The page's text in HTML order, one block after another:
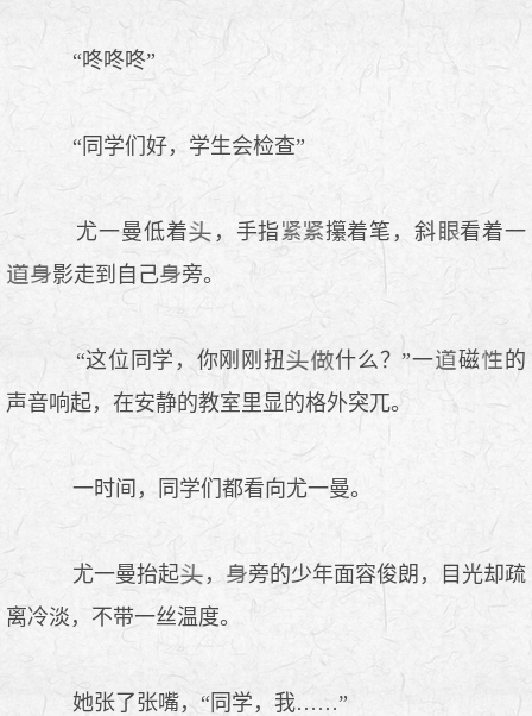
“咚咚咚”
“同学们好，学生会检查”
尤一曼低着 ，手指 攥着笔，斜
看着一
影走到自己
旁。
“这位同学，你刚刚扭 什么？”一 磁
的
声音响起，在安静的教室里显的格外突兀。
一时间，同学们都看向尤一曼。
尤一曼抬起 ，
旁的少年面容俊朗，目光却疏
离冷淡，不带一丝温度。
她张了张嘴，“同学，我……”